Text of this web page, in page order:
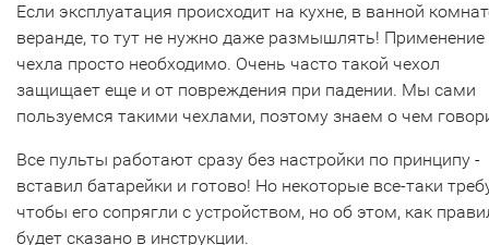
Если эксплуатация происходит на кухне, в ванной
веранде, то тут не нужно даже размышлять! Применение
чехла просто необходимо. Очень часто такой чехол
защищает еще и от повреждения при падении. Мы сами
пользуемся такими чехлами, поэтому знаем о чем
Все пульты работают сразу без настройки по принципу -
вставил батарейки и готово! Но некоторые все-таки
чтобы его сопрягли с устройством, но об этом, как
будет сказано в инструкции.